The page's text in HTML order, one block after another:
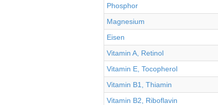
Phosphor
Magnesium
Eisen
Vitamin A, Retinol
Vitamin E, Tocopherol
Vitamin B1, Thiamin
Vitamin B2, Riboflavin